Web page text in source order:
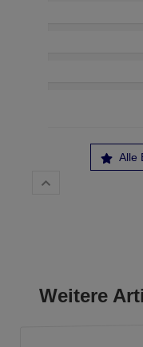
Alle
Weitere